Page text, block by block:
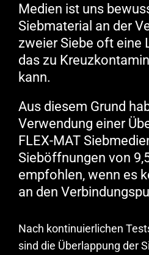
Medien ist uns
Siebmaterial an der
zweier Siebe oft eine
das zu
kann.
Aus diesem Grund
Verwendung einer
FLEX-MAT
Sieböffnungen von
empfohlen, wenn es
an den
Nach kontinuierlichen
sind die Überlappung der